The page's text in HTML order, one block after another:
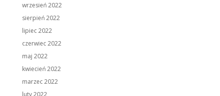
wrzesień 2022
sierpień 2022
lipiec 2022
czerwiec 2022
maj 2022
kwiecień 2022
marzec 2022
luty 2022